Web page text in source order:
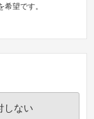
希望です。
しない